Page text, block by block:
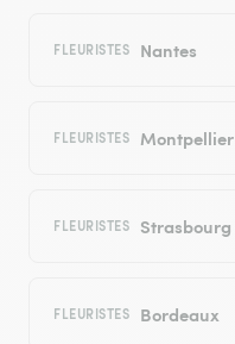
FLEURISTES Nantes
FLEURISTES Montpellier
FLEURISTES Strasbourg
FLEURISTES Bordeaux